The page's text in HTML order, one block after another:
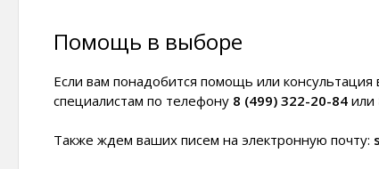
Помощь в выборе
Если вам понадобится помощь или
специалистам по телефону 8 (499) 322-20-84 или
Также ждем ваших писем на электронную почту: